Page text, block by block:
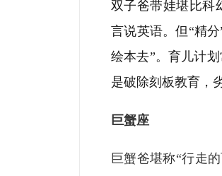
双子爸带娃堪比科
言说英语。但“精
绘本去”。育儿计
是破除刻板教育，
巨蟹座
巨蟹爸堪称“行走